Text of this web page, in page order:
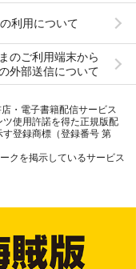
利用について
のご利用端末から
外部送信について
・電子書籍配信サービス
使用許諾を得た正規版配
登録商標（登録番号 第
クを掲示しているサービス